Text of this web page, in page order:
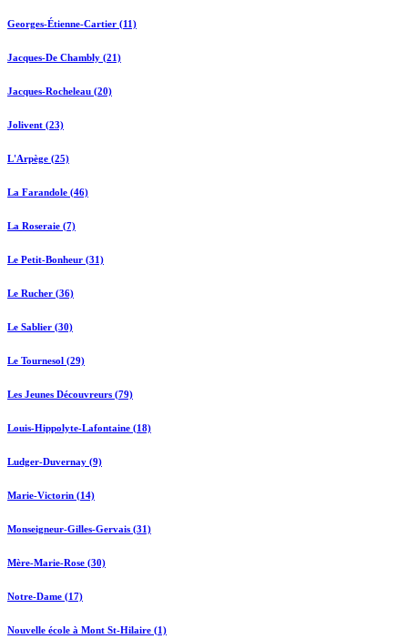
Georges-Étienne-Cartier (11)
Jacques-De Chambly (21)
Jacques-Rocheleau (20)
Jolivent (23)
L'Arpège (25)
La Farandole (46)
La Roseraie (7)
Le Petit-Bonheur (31)
Le Rucher (36)
Le Sablier (30)
Le Tournesol (29)
Les Jeunes Découvreurs (79)
Louis-Hippolyte-Lafontaine (18)
Ludger-Duvernay (9)
Marie-Victorin (14)
Monseigneur-Gilles-Gervais (31)
Mère-Marie-Rose (30)
Notre-Dame (17)
Nouvelle école à Mont St-Hilaire (1)